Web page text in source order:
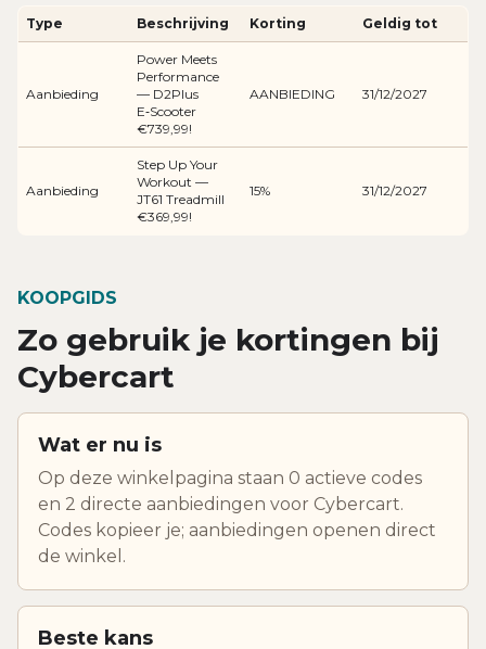
Type Beschrijving Korting Geldig tot
Aanbieding
Power Meets
Performance
— D2Plus
E‑Scooter
€739,99!
AANBIEDING 31/12/2027
Aanbieding
Step Up Your
Workout —
JT61 Treadmill
€369,99!
15% 31/12/2027
KOOPGIDS
Zo gebruik je kortingen bij
Cybercart
Wat er nu is
Op deze winkelpagina staan 0 actieve codes
en 2 directe aanbiedingen voor Cybercart.
Codes kopieer je; aanbiedingen openen direct
de winkel.
Beste kans